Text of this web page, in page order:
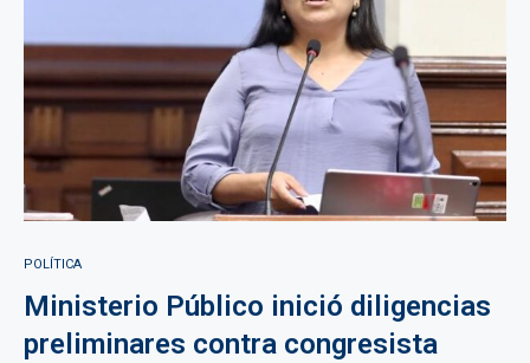
POLÍTICA
Ministerio Público inició diligencias
preliminares contra congresista